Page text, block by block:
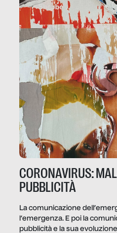
CORONAVIRUS:
PUBBLICITÀ
La comunicazione
l’emergenza. E poi la
pubblicità e la sua